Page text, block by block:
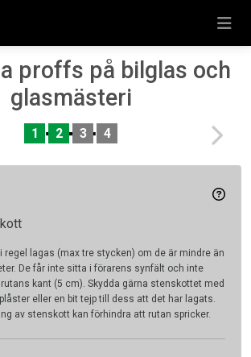
proffs på bilglas och
glasmästeri
1 2 3 4
regel lagas (max tre stycken) om de är mindre än
De får inte sitta i förarens synfält och inte
kant (5 cm). Skydda gärna stenskottet med
eller en bit tejp till dess att det har lagats.
av stenskott kan förhindra att rutan spricker.